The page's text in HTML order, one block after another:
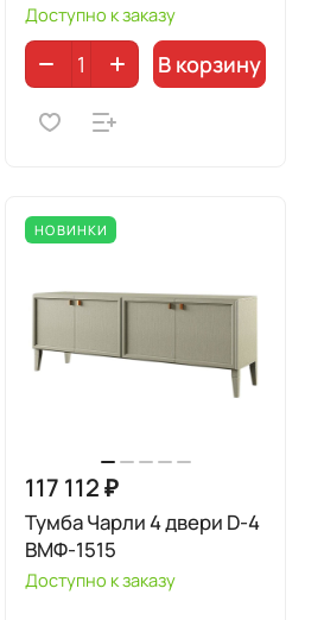
Доступно к заказу
В корзину
НОВИНКИ
117 112 ₽
Тумба Чарли 4 двери D-4
ВМФ-1515
Доступно к заказу